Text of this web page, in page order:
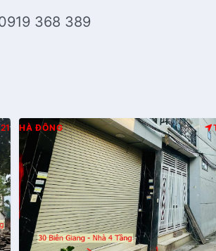
368 389
HÀ ĐÔNG